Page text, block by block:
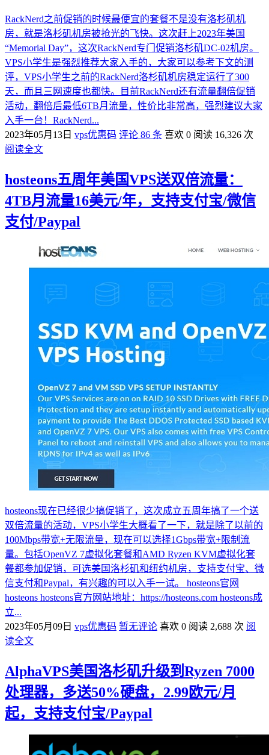
RackNerd之前促销的时候最便宜的套餐不是没有洛杉矶机
房，就是洛杉矶机房被抢光的飞快。这次赶上2023年美国
“Memorial Day”，这次RackNerd专门促销洛杉矶DC-02机房。
VPS小学生是强烈推荐大家入手的，大家可以参考下文的测
评，VPS小学生之前的RackNerd洛杉矶机房稳定运行了300
天，而且三网速度也都快。目前RackNerd还有流量翻倍促销
活动，翻倍后最低6TB月流量，性价比非常高，强烈建议大家
入手一台！RackNerd...
2023年05月13日 vps优惠码 评论 86 条 喜欢 0 阅读 16,326 次
阅读全文
hosteons五周年美国VPS送双倍流量：
4TB月流量16美元/年，支持支付宝/微信
支付/Paypal
hosteons现在已经很少搞促销了，这次成立五周年搞了一个送
双倍流量的活动，VPS小学生大概看了一下，就是除了以前的
100Mbps带宽+无限流量，现在可以选择1Gbps带宽+限制流
量。包括OpenVZ 7虚拟化套餐和AMD Ryzen KVM虚拟化套
餐都参加促销，可选美国洛杉矶和纽约机房，支持支付宝、微
信支付和Paypal，有兴趣的可以入手一试。 hosteons官网
hosteons hosteons官方网站地址：https://hosteons.com hosteons成
立...
2023年05月09日 vps优惠码 暂无评论 喜欢 0 阅读 2,688 次 阅
读全文
AlphaVPS美国洛杉矶升级到Ryzen 7000
处理器，多送50%硬盘，2.99欧元/月
起，支持支付宝/Paypal